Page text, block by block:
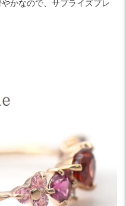
かなので、サプライズプレ